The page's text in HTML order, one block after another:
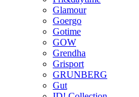
Glamour
Goergo
Gotime
GOW
Grendha
Grisport
GRUNBERG
Gut